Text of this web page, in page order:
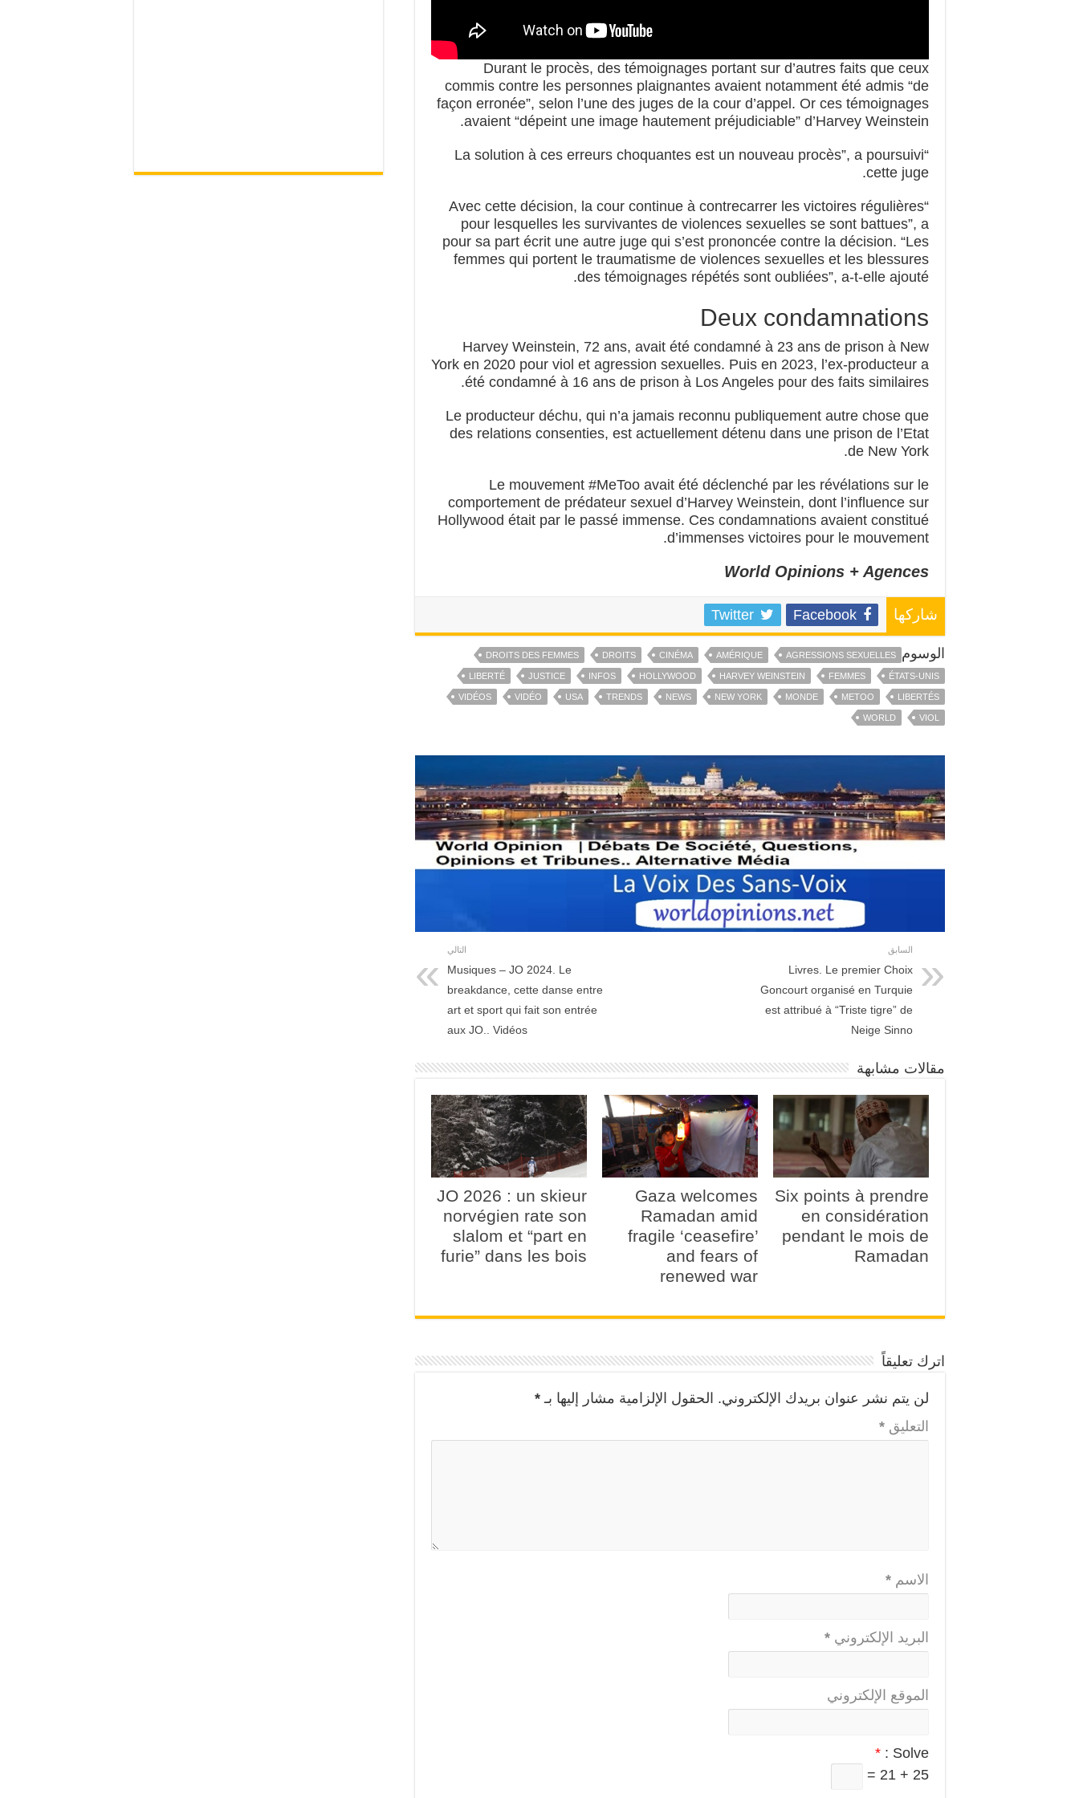
Durant le procès, des témoignages portant sur d’autres faits que ceux
commis contre les personnes plaignantes avaient notamment été admis “de
façon erronée”, selon l’une des juges de la cour d’appel. Or ces témoignages
avaient “dépeint une image hautement préjudiciable” d’Harvey Weinstein.
“La solution à ces erreurs choquantes est un nouveau procès”, a poursuivi
cette juge.
“Avec cette décision, la cour continue à contrecarrer les victoires régulières
pour lesquelles les survivantes de violences sexuelles se sont battues”, a
pour sa part écrit une autre juge qui s’est prononcée contre la décision. “Les
femmes qui portent le traumatisme de violences sexuelles et les blessures
des témoignages répétés sont oubliées”, a-t-elle ajouté.
Deux condamnations
Harvey Weinstein, 72 ans, avait été condamné à 23 ans de prison à New
York en 2020 pour viol et agression sexuelles. Puis en 2023, l’ex-producteur a
été condamné à 16 ans de prison à Los Angeles pour des faits similaires.
Le producteur déchu, qui n’a jamais reconnu publiquement autre chose que
des relations consenties, est actuellement détenu dans une prison de l’Etat
de New York.
Le mouvement #MeToo avait été déclenché par les révélations sur le
comportement de prédateur sexuel d’Harvey Weinstein, dont l’influence sur
Hollywood était par le passé immense. Ces condamnations avaient constitué
d’immenses victoires pour le mouvement.
World Opinions + Agences
شاركها Facebook
Twitter
الوسوم AGRESSIONS SEXUELLES
AMÉRIQUE
CINÉMA
DROITS
DROITS DES FEMMES
ÉTATS-UNIS
FEMMES
HARVEY WEINSTEIN
HOLLYWOOD
INFOS
JUSTICE
LIBERTÉ
LIBERTÉS
METOO
MONDE
NEW YORK
NEWS
TRENDS
USA
VIDÉO
VIDÉOS
VIOL
WORLD
السابق
Livres. Le premier Choix
Goncourt organisé en Turquie
est attribué à “Triste tigre” de
Neige Sinno
التالي
Musiques – JO 2024. Le
breakdance, cette danse entre
art et sport qui fait son entrée
aux JO.. Vidéos
مقالات مشابهة
Six points à prendre
en considération
pendant le mois de
Ramadan
Gaza welcomes
Ramadan amid
fragile ‘ceasefire’
and fears of
renewed war
JO 2026 : un skieur
norvégien rate son
slalom et “part en
furie” dans les bois
اترك تعليقاً
لن يتم نشر عنوان بريدك الإلكتروني. الحقول الإلزامية مشار إليها بـ *
التعليق *
الاسم *
البريد الإلكتروني *
الموقع الإلكتروني
Solve :
*
25 + 21 =